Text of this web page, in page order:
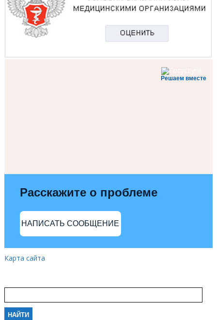
Решаем вместе
Расскажите о проблеме
НАПИСАТЬ СООБЩЕНИЕ
Карта сайта